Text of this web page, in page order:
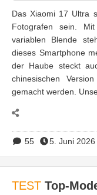
Das Xiaomi 17 Ultra
Fotografen sein.
variablen Blende
dieses Smartphone
der Haube steckt
chinesischen
gemacht werden.
55 5. Juni 2026
TEST Top-